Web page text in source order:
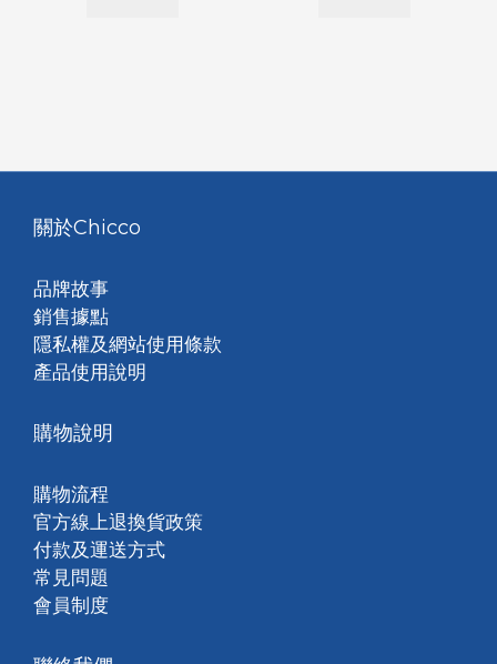
關於Chicco
品牌故事
銷售據點
隱私權及網站使用條款
產品使用說明
購物說明
購物流程
官方線上退換貨政策
付款及運送方式
常見問題
會員制度